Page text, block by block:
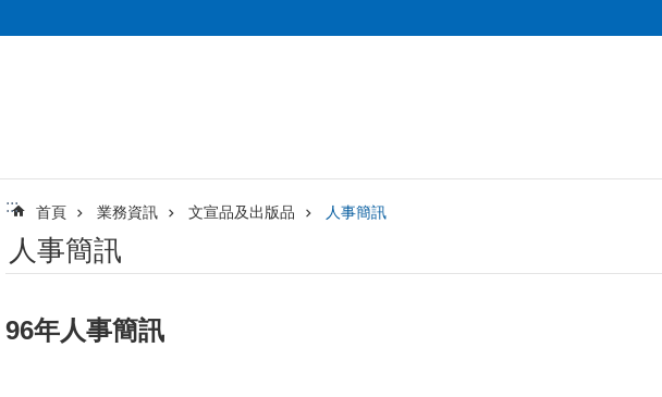
::: 首頁 業務資訊 文宣品及出版品 人事簡訊
人事簡訊
96年人事簡訊